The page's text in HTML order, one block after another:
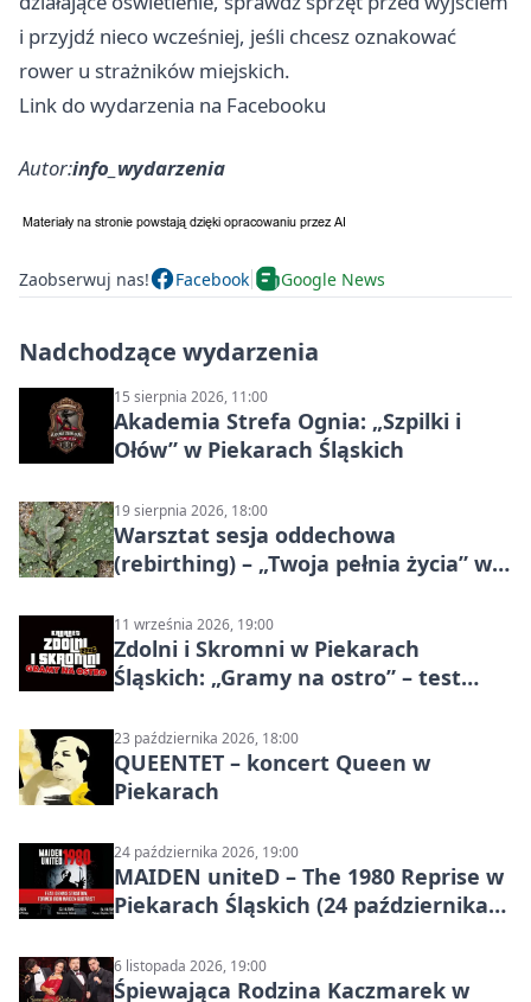
i przyjdź nieco wcześniej, jeśli chcesz oznakować
rower u strażników miejskich.
Link do wydarzenia na Facebooku
Autor:info_wydarzenia
Zaobserwuj nas! Facebook Google News
Nadchodzące wydarzenia
15 sierpnia 2026, 11:00
Akademia Strefa Ognia: „Szpilki i
Ołów” w Piekarach Śląskich
19 sierpnia 2026, 18:00
Warsztat sesja oddechowa
(rebirthing) – „Twoja pełnia życia” w
11 września 2026, 19:00
Zdolni i Skromni w Piekarach
Śląskich: „Gramy na ostro” – test
23 października 2026, 18:00
QUEENTET – koncert Queen w
Piekarach
24 października 2026, 19:00
MAIDEN uniteD – The 1980 Reprise w
Piekarach Śląskich (24 października
6 listopada 2026, 19:00
Śpiewająca Rodzina Kaczmarek w